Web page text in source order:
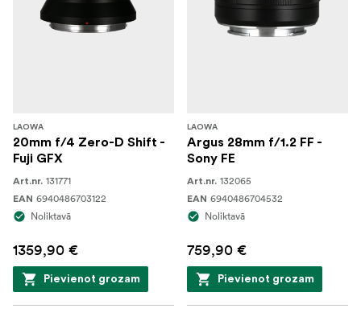
LAOWA
20mm f/4 Zero-D Shift -
Fuji GFX
Art.nr. 131771
EAN 6940486703122
Noliktavā
1359,90 €
Pievienot grozam
LAOWA
Argus 28mm f/1.2 FF -
Sony FE
Art.nr. 132065
EAN 6940486704532
Noliktavā
759,90 €
Pievienot grozam